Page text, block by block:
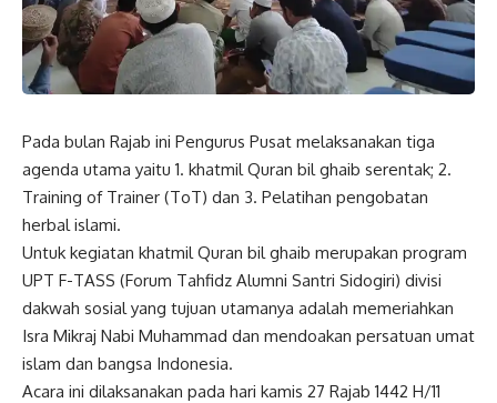
Pada bulan Rajab ini Pengurus Pusat melaksanakan tiga
agenda utama yaitu 1. khatmil Quran bil ghaib serentak; 2.
Training of Trainer (ToT) dan 3. Pelatihan pengobatan
herbal islami.
Untuk kegiatan khatmil Quran bil ghaib merupakan program
UPT F-TASS (Forum Tahfidz Alumni Santri Sidogiri) divisi
dakwah sosial yang tujuan utamanya adalah memeriahkan
Isra Mikraj Nabi Muhammad dan mendoakan persatuan umat
islam dan bangsa Indonesia.
Acara ini dilaksanakan pada hari kamis 27 Rajab 1442 H/11